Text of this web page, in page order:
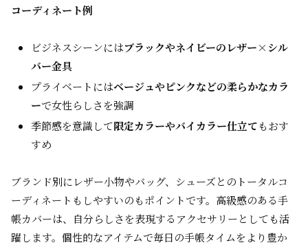
コーディネート例
ビジネスシーンにはブラックやネイビーのレザー×シル
バー金具
プライベートにはベージュやピンクなどの柔らかなカラ
ーで女性らしさを強調
季節感を意識して限定カラーやバイカラー仕立てもおす
すめ
ブランド別にレザー小物やバッグ、シューズとのトータルコ
ーディネートもしやすいのもポイントです。高級感のある手
帳カバーは、自分らしさを表現するアクセサリーとしても活
躍します。個性的なアイテムで毎日の手帳タイムをより豊か